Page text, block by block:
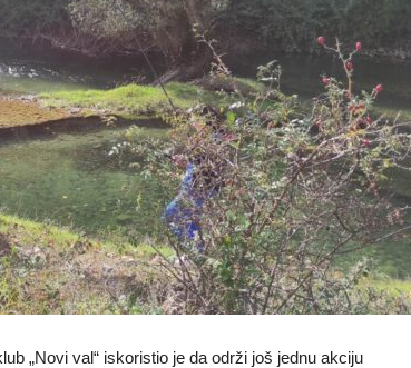
„Novi val“ iskoristio je da održi još jednu akciju